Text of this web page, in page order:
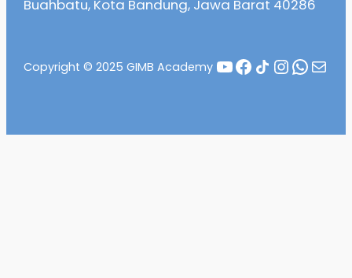
Buahbatu, Kota Bandung, Jawa Barat 40286
Copyright © 2025 GIMB Academy YouTube
Facebook
Share Icon Mail